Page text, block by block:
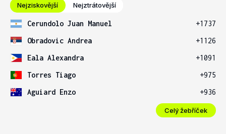
Nejziskovější Nejztrátovější
Cerundolo Juan Manuel
+1737
Obradovic Andrea
+1126
Eala Alexandra
+1091
Torres Tiago
+975
Aguiard Enzo
+936
Celý žebříček